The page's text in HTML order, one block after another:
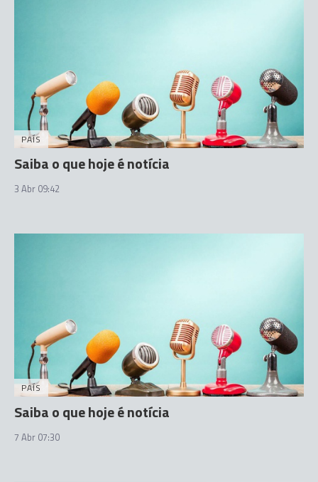
PAÍS
Saiba o que hoje é notícia
3 Abr 09:42
PAÍS
Saiba o que hoje é notícia
7 Abr 07:30